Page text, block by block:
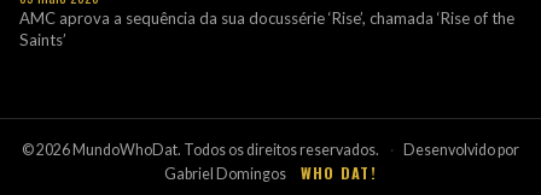
AMC aprova a sequência da sua docussérie ‘Rise’, chamada ‘Rise of the
Saints’
© 2026 MundoWhoDat. Todos os direitos reservados. · Desenvolvido por
Gabriel Domingos
WHO DAT!